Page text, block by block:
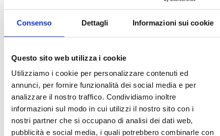
Consenso Dettagli Informazioni sui cookie
Questo sito web utilizza i cookie
Utilizziamo i cookie per personalizzare contenuti ed
annunci, per fornire funzionalità dei social media e per
analizzare il nostro traffico. Condividiamo inoltre
informazioni sul modo in cui utilizzi il nostro sito con i
nostri partner che si occupano di analisi dei dati web,
pubblicità e social media, i quali potrebbero combinarle con
DATA DI NASCITA *